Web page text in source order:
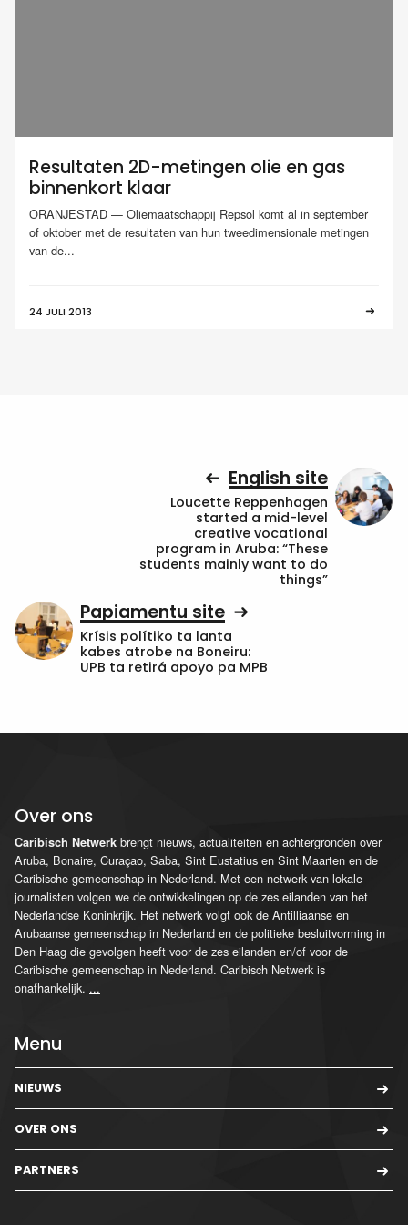
Resultaten 2D-metingen olie en gas
binnenkort klaar
ORANJESTAD — Oliemaatschappij Repsol komt al in september
of oktober met de resultaten van hun tweedimensionale metingen
van de...
24 JULI 2013
English site
Loucette Reppenhagen
started a mid-level
creative vocational
program in Aruba: “These
students mainly want to do
things”
Papiamentu site
Krísis polítiko ta lanta
kabes atrobe na Boneiru:
UPB ta retirá apoyo pa MPB
Over ons
Caribisch Netwerk brengt nieuws, actualiteiten en achtergronden over
Aruba, Bonaire, Curaçao, Saba, Sint Eustatius en Sint Maarten en de
Caribische gemeenschap in Nederland. Met een netwerk van lokale
journalisten volgen we de ontwikkelingen op de zes eilanden van het
Nederlandse Koninkrijk. Het netwerk volgt ook de Antilliaanse en
Arubaanse gemeenschap in Nederland en de politieke besluitvorming in
Den Haag die gevolgen heeft voor de zes eilanden en/of voor de
Caribische gemeenschap in Nederland. Caribisch Netwerk is
onafhankelijk. ...
Menu
NIEUWS
OVER ONS
PARTNERS